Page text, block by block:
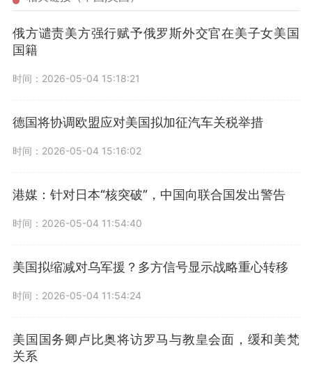
俄方谴责美方强行赋予俄罗斯外交官在美子女美国
国籍
时间：2026-05-04 15:18:21
德国将协调欧盟应对美国拟加征汽车关税举措
时间：2026-05-04 15:16:02
港媒：针对日本“核突破”，中国向联合国发出警告
时间：2026-05-04 11:54:40
美国拟缩减对乌军援？多方信号显示战略重心转移
时间：2026-05-04 11:54:24
美国国务卿卢比奥将访罗马与教皇会面，缓和美梵
关系